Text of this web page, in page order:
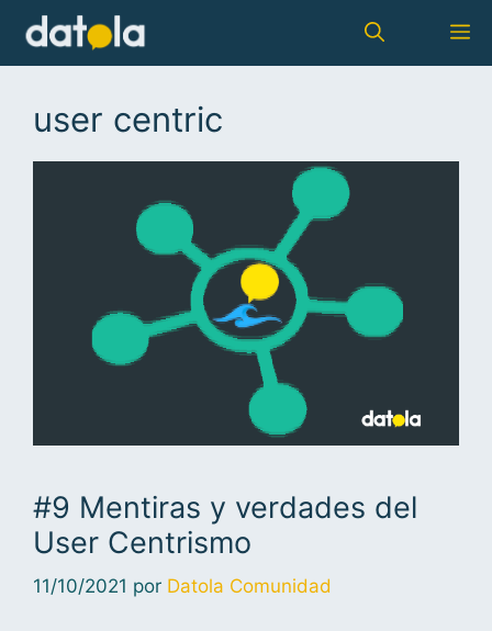
user centric
#9 Mentiras y verdades del
User Centrismo
11/10/2021 por Datola Comunidad